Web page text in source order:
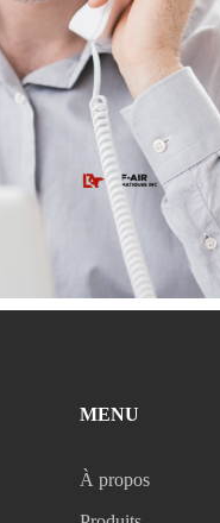
MENU
À propos